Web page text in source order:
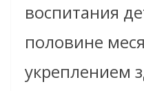
воспитания
половине
укреплением